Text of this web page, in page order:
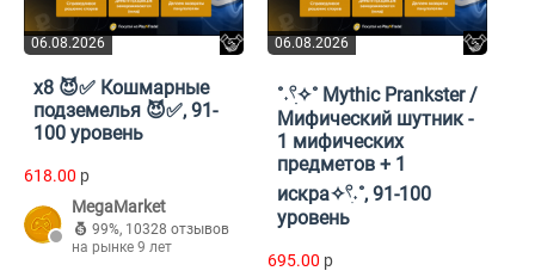
06.08.2026
x8 😈✅ Кошмарные
подземелья 😈✅, 91-
100 уровень
618.00 p
MegaMarket
99%, 10328 отзывов
на рынке 9 лет
06.08.2026
˚˖𓍢ִִ✧˚ Mythic Prankster /
Мифический шутник -
1 мифических
предметов + 1
искра✧𓍢ִ˖˚, 91-100
уровень
695.00 p